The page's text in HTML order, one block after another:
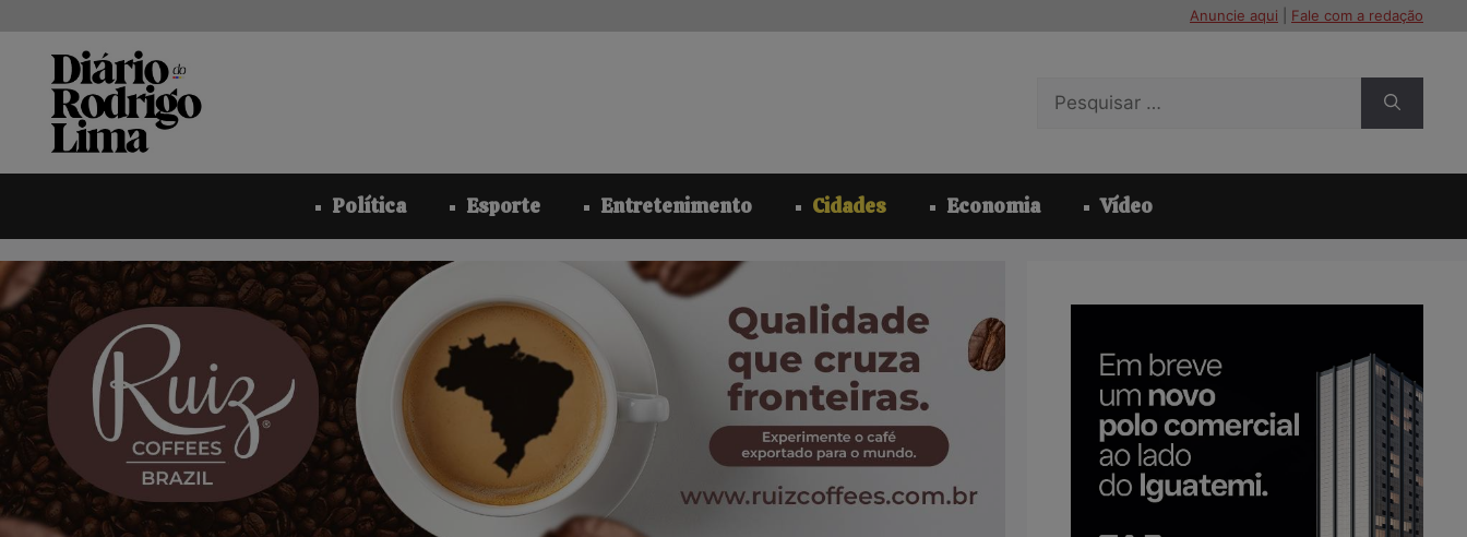
conteúdo
Anuncie aqui Fale com a redação
por:
Política Esporte Entretenimento Cidades Economia Vídeo